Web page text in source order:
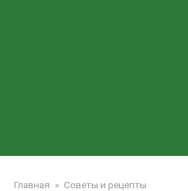
Главная » Советы и рецепты